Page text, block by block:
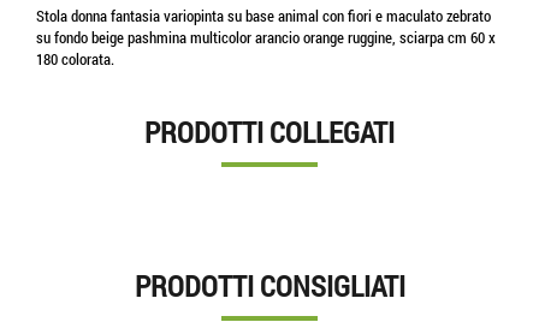
Stola donna fantasia variopinta su base animal con fiori e maculato zebrato
su fondo beige pashmina multicolor arancio orange ruggine, sciarpa cm 60 x
180 colorata.
PRODOTTI COLLEGATI
PRODOTTI CONSIGLIATI